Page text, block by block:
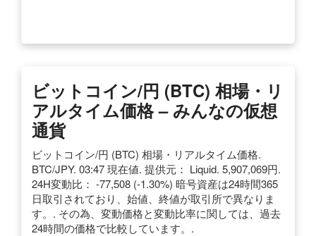
ビットコイン/円 (BTC) 相場・リ
アルタイム価格 – みんなの仮想
通貨
ビットコイン/円 (BTC) 相場・リアルタイム価格.
BTC/JPY. 03:47 現在値. 提供元： Liquid. 5,907,069円.
24H変動比： -77,508 (-1.30%) 暗号資産は24時間365
日取引されており、始値、終値が取引所で異なりま
す。. その為、変動価格と変動比率に関しては、過去
24時間の価格で比較しています。.